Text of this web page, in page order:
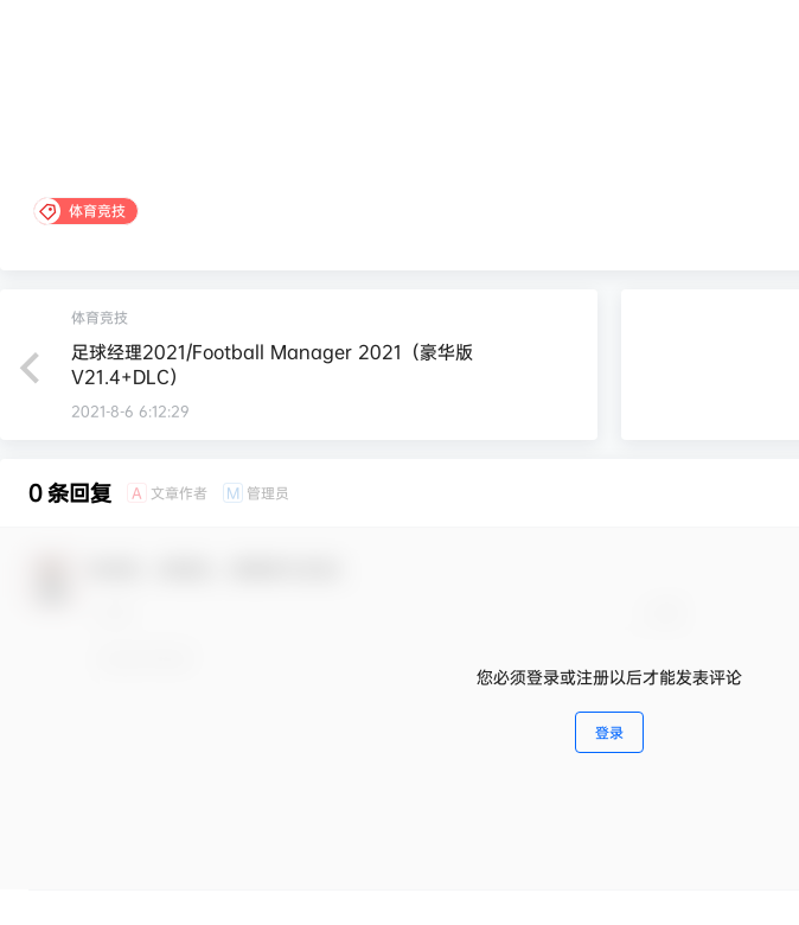
体育竞技
体育竞技
足球经理2021/Football Manager 2021（豪华版
V21.4+DLC）
2021-8-6 6:12:29
0 条回复 A 文章作者 M 管理员
您必须登录或注册以后才能发表评论
登录